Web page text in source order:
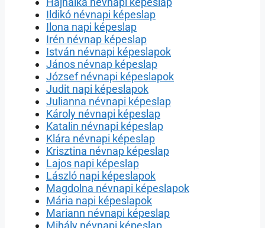
Ildikó névnapi képeslap
Ilona napi képeslap
Irén névnap képeslap
István névnapi képeslapok
János névnap képeslap
József névnapi képeslapok
Judit napi képeslapok
Julianna névnapi képeslap
Károly névnapi képeslap
Katalin névnapi képeslap
Klára névnapi képeslap
Krisztina névnap képeslap
Lajos napi képeslap
László napi képeslapok
Magdolna névnapi képeslapok
Mária napi képeslapok
Mariann névnapi képeslap
Mihály névnapi képeslap